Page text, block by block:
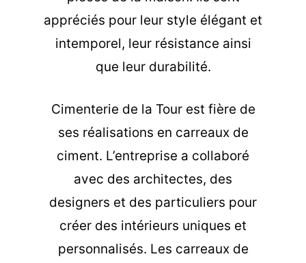
appréciés pour leur style élégant et
intemporel, leur résistance ainsi
que leur durabilité.
Cimenterie de la Tour est fière de
ses réalisations en carreaux de
ciment. L’entreprise a collaboré
avec des architectes, des
designers et des particuliers pour
créer des intérieurs uniques et
personnalisés. Les carreaux de